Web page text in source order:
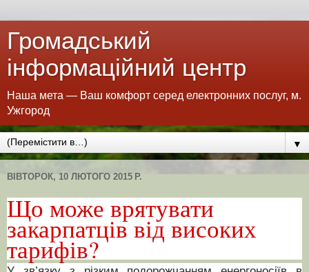
Громадський
інформаційний центр
Наша мета — Ваш комфорт серед електронних послуг, м.
Ужгород
▼
ВІВТОРОК, 10 ЛЮТОГО 2015 Р.
Що може врятувати
закарпатців від високих
тарифів?